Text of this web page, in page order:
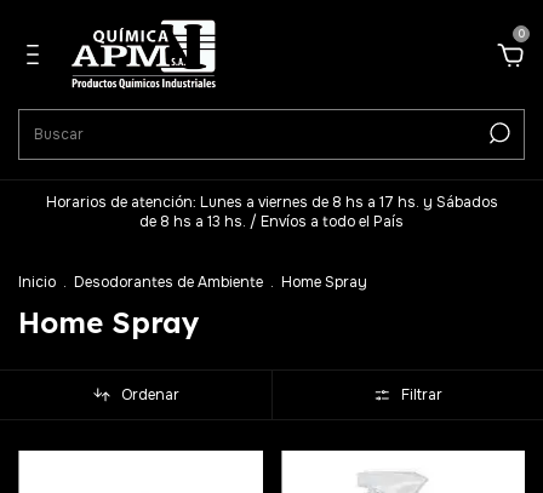
0
Horarios de atención: Lunes a viernes de 8 hs a 17 hs. y Sábados
de 8 hs a 13 hs. / Envíos a todo el País
Inicio . Desodorantes de Ambiente . Home Spray
Home Spray
Ordenar Filtrar